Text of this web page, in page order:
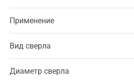
Применение
Вид сверла
Диаметр сверла